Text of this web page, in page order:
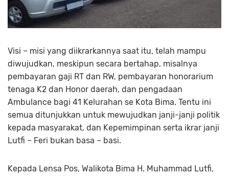
Visi – misi yang diikrarkannya saat itu, telah mampu
diwujudkan, meskipun secara bertahap, misalnya
pembayaran gaji RT dan RW, pembayaran honorarium
tenaga K2 dan Honor daerah, dan pengadaan
Ambulance bagi 41 Kelurahan se Kota Bima. Tentu ini
semua ditunjukkan untuk mewujudkan janji-janji politik
kepada masyarakat, dan Kepemimpinan serta ikrar janji
Lutfi – Feri bukan basa – basi.
Kepada Lensa Pos, Walikota Bima H. Muhammad Lutfi,